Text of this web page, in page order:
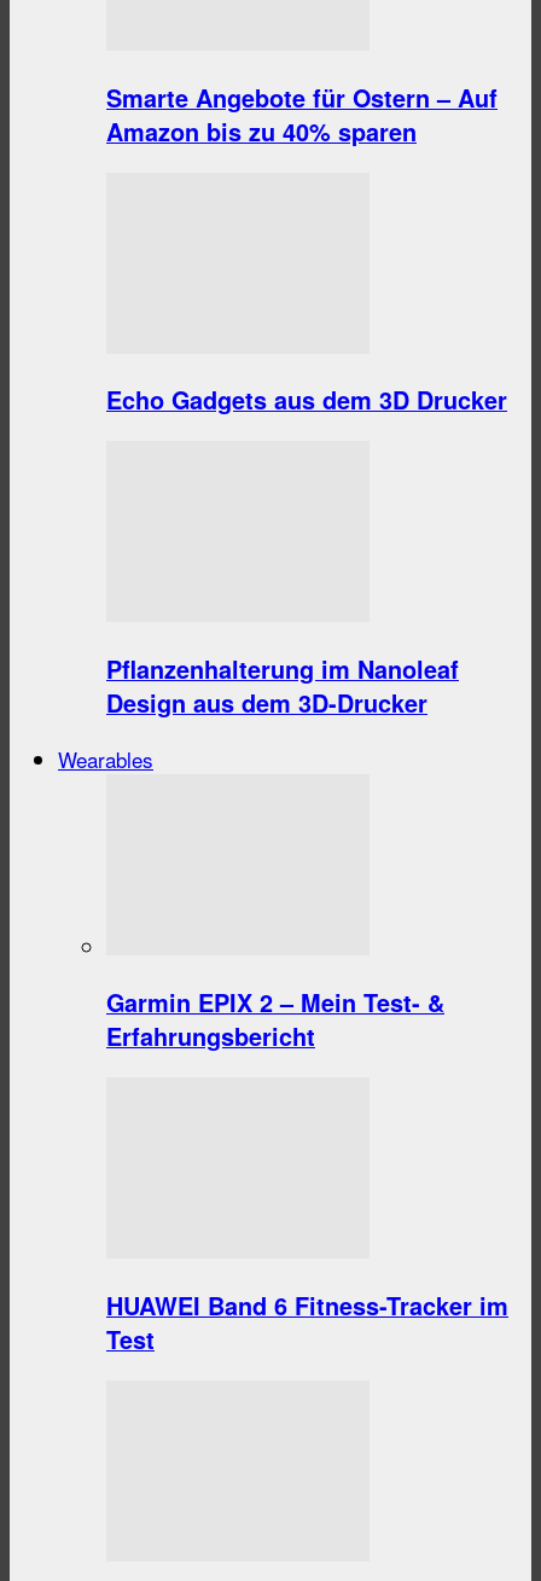
Smarte Angebote für Ostern – Auf
Amazon bis zu 40% sparen
Echo Gadgets aus dem 3D Drucker
Pflanzenhalterung im Nanoleaf
Design aus dem 3D-Drucker
Wearables
Garmin EPIX 2 – Mein Test- &
Erfahrungsbericht
HUAWEI Band 6 Fitness-Tracker im
Test